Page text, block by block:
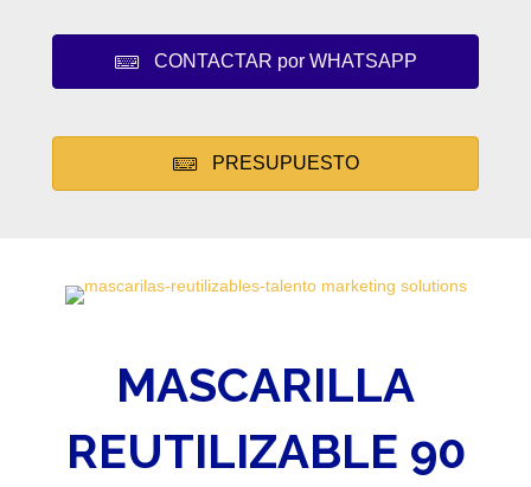
CONTACTAR por WHATSAPP
PRESUPUESTO
MASCARILLA
REUTILIZABLE 90